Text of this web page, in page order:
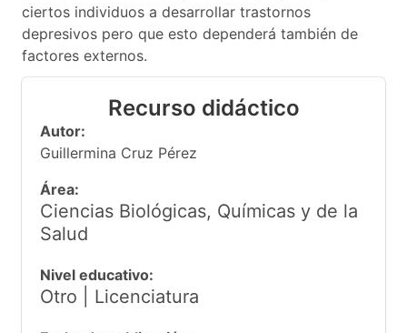
ciertos individuos a desarrollar trastornos
depresivos pero que esto dependerá también de
factores externos.
Recurso didáctico
Autor:
Guillermina Cruz Pérez
Área:
Ciencias Biológicas, Químicas y de la
Salud
Nivel educativo:
Otro | Licenciatura